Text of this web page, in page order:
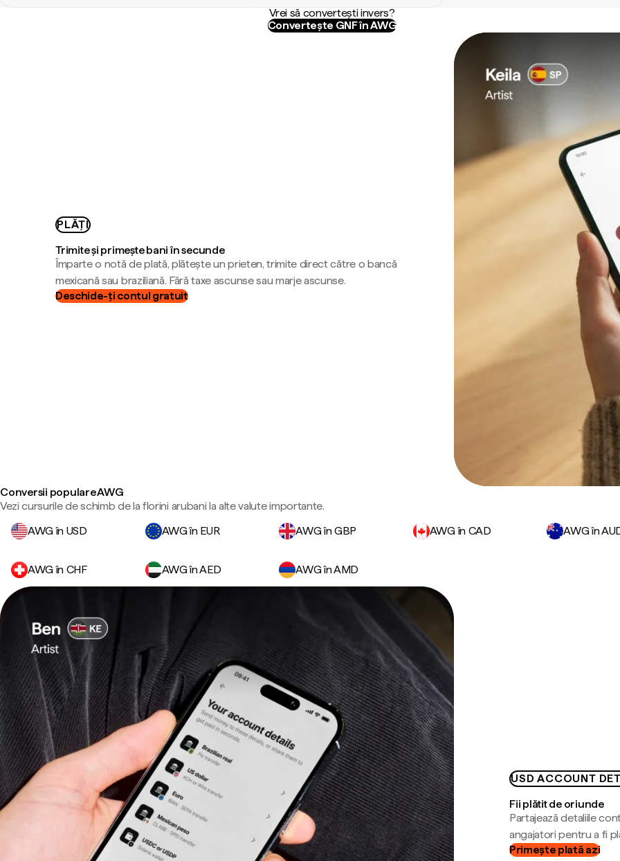
Vrei să convertești invers?
Convertește GNF în AWG
PLĂȚI
Trimite și primește bani în secunde
Împarte o notă de plată, plătește un prieten, trimite direct către o bancă
mexicană sau braziliană. Fără taxe ascunse sau marje ascunse.
Deschide-ți contul gratuit
Conversii populare AWG
Vezi cursurile de schimb de la florini arubani la alte valute importante.
AWG în USD
AWG în EUR AWG în GBP AWG în CAD AWG în
AWG în CHF AWG în AED AWG în AMD
USD ACCOUNT
Fii plătit de oriunde
Partajează detaliile
angajatori pentru a fi
Primește plată azi